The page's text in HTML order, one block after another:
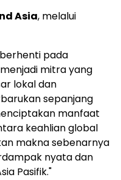
Asia, melalui
pada
mitra yang
lokal dan
sepanjang
manfaat
keahlian global
makna sebenarnya
nyata dan
Pasifik."